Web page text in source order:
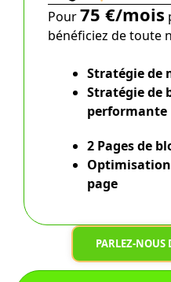
Pour75 €/mois
bénéficiez de toute
Stratégie de
Stratégie de
performante
2 Pages de
page
PARLEZ-NOUS